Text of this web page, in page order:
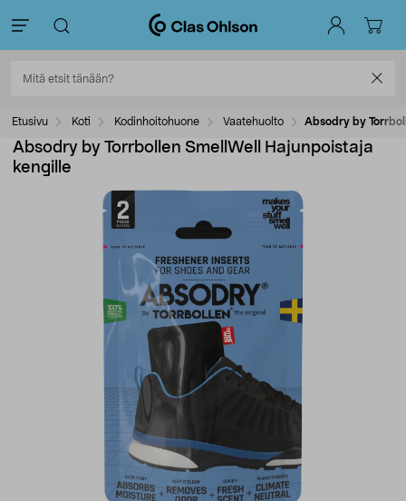
Etusivu Koti Kodinhoitohuone Vaatehuolto Absodry by
Absodry by Torrbollen SmellWell Hajunpoistaja
kengille